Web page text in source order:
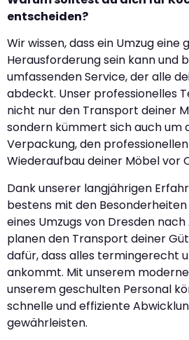
entscheiden?
Wir wissen, dass ein Umzug eine
Herausforderung sein kann und
umfassenden Service, der alle
abdeckt. Unser professionelles
nicht nur den Transport deiner
sondern kümmert sich auch um
Verpackung, den
Wiederaufbau deiner Möbel vor
Dank unserer langjährigen
bestens mit den
eines Umzugs von Dresden
planen den Transport deiner
dafür, dass alles termingerecht
ankommt. Mit unserem
unserem geschulten Personal
schnelle und effiziente
gewährleisten.